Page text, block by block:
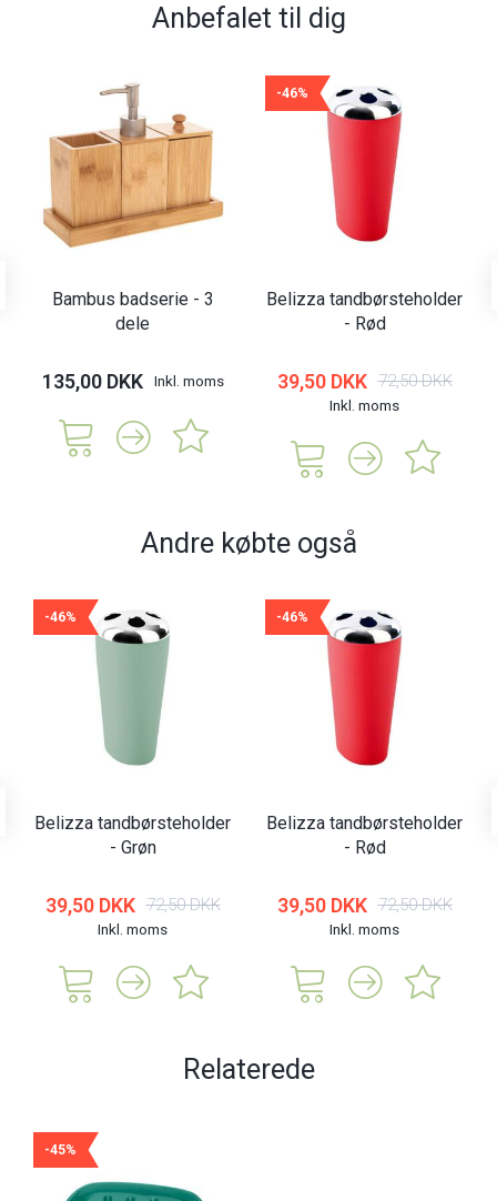
Anbefalet til dig
Bambus badserie - 3
dele
135,00 DKK Inkl. moms
-46%
Belizza tandbørsteholder
- Rød
39,50 DKK 72,50 DKK
Inkl. moms
Andre købte også
-46%
Belizza tandbørsteholder
- Grøn
39,50 DKK 72,50 DKK
Inkl. moms
-46%
Belizza tandbørsteholder
- Rød
39,50 DKK 72,50 DKK
Inkl. moms
Relaterede
-45%